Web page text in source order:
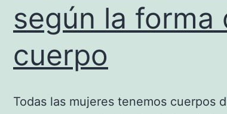
según la forma
cuerpo
Todas las mujeres tenemos cuerpos